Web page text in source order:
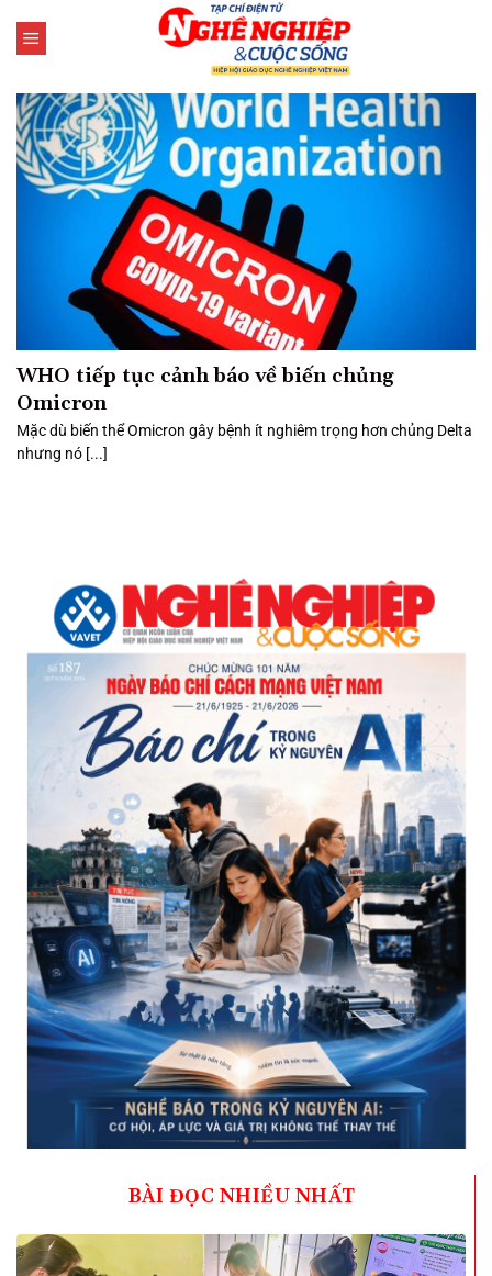
qua
dung
WHO tiếp tục cảnh báo về biến chủng
Omicron
Mặc dù biến thể Omicron gây bệnh ít nghiêm trọng hơn chủng Delta
nhưng nó [...]
BÀI ĐỌC NHIỀU NHẤT